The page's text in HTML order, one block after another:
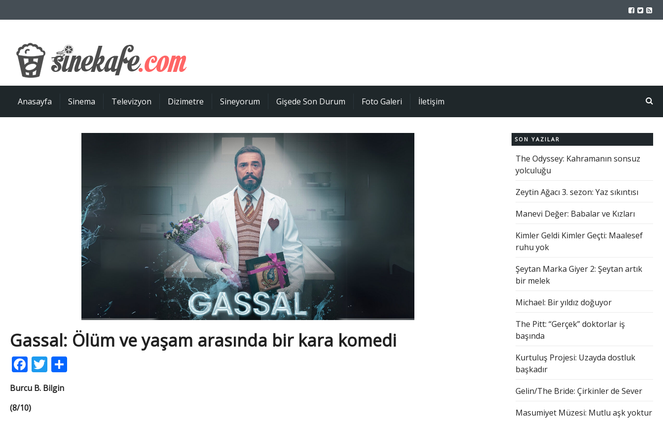
Anasayfa Sinema Televizyon Dizimetre Sineyorum Gişede Son Durum Foto Galeri İletişim
Gassal: Ölüm ve yaşam arasında bir kara komedi
Facebook
Twitter
Burcu B. Bilgin
(8/10)
SON YAZILAR
The Odyssey: Kahramanın sonsuz
yolculuğu
Zeytin Ağacı 3. sezon: Yaz sıkıntısı
Manevi Değer: Babalar ve Kızları
Kimler Geldi Kimler Geçti: Maalesef
ruhu yok
Şeytan Marka Giyer 2: Şeytan artık
bir melek
Michael: Bir yıldız doğuyor
The Pitt: “Gerçek” doktorlar iş
başında
Kurtuluş Projesi: Uzayda dostluk
başkadır
Gelin/The Bride: Çirkinler de Sever
Masumiyet Müzesi: Mutlu aşk yoktur